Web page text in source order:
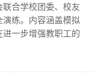
合学校团委、校友
练。内容涵盖模拟
一步增强教职工的